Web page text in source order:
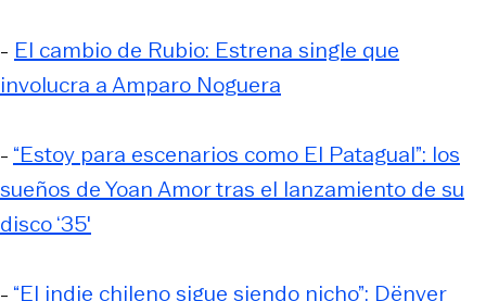
- El cambio de Rubio: Estrena single que
involucra a Amparo Noguera
- “Estoy para escenarios como El Patagual”: los
sueños de Yoan Amor tras el lanzamiento de su
disco ‘35′
- “El indie chileno sigue siendo nicho”: Dënver